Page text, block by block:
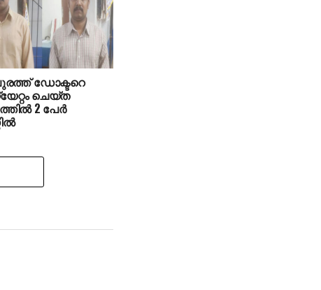
ഡോക്ടറെ
ചെയ്ത
2 പേര്‍